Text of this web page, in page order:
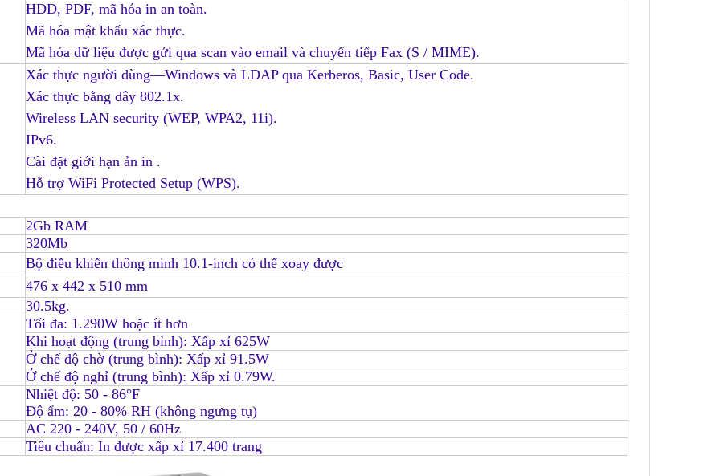
HDD, PDF, mã hóa in an toàn.
Mã hóa mật khẩu xác thực.
Mã hóa dữ liệu được gửi qua scan vào email và chuyển tiếp Fax (S / MIME).
Xác thực người dùng—Windows và LDAP qua Kerberos, Basic, User Code.
Xác thực bằng dây 802.1x.
Wireless LAN security (WEP, WPA2, 11i).
IPv6.
Cài đặt giới hạn ản in .
Hỗ trợ WiFi Protected Setup (WPS).
2Gb RAM
320Mb
Bộ điều khiển thông minh 10.1-inch có thể xoay được
476 x 442 x 510 mm
30.5kg.
Tối đa: 1.290W hoặc ít hơn
Khi hoạt động (trung bình): Xấp xỉ 625W
Ở chế độ chờ (trung bình): Xấp xỉ 91.5W
Ở chế độ nghỉ (trung bình): Xấp xỉ 0.79W.
Nhiệt độ: 50 - 86°F
Độ ẩm: 20 - 80% RH (không ngưng tụ)
AC 220 - 240V, 50 / 60Hz
Tiêu chuẩn: In được xấp xỉ 17.400 trang